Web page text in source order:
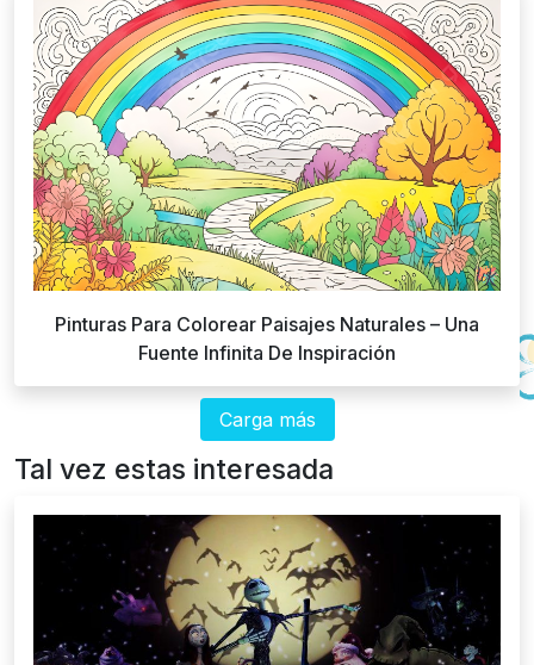
Pinturas Para Colorear Paisajes Naturales – Una
Fuente Infinita De Inspiración
Carga más
Tal vez estas interesada